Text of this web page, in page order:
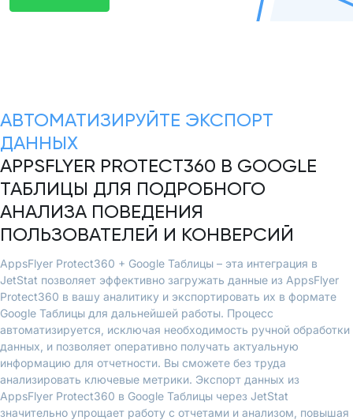
АВТОМАТИЗИРУЙТЕ ЭКСПОРТ
ДАННЫХ
APPSFLYER PROTECT360 В GOOGLE
ТАБЛИЦЫ ДЛЯ ПОДРОБНОГО
АНАЛИЗА ПОВЕДЕНИЯ
ПОЛЬЗОВАТЕЛЕЙ И КОНВЕРСИЙ
AppsFlyer Protect360 + Google Таблицы – эта интеграция в
JetStat позволяет эффективно загружать данные из AppsFlyer
Protect360 в вашу аналитику и экспортировать их в формате
Google Таблицы для дальнейшей работы. Процесс
автоматизируется, исключая необходимость ручной обработки
данных, и позволяет оперативно получать актуальную
информацию для отчетности. Вы сможете без труда
анализировать ключевые метрики. Экспорт данных из
AppsFlyer Protect360 в Google Таблицы через JetStat
значительно упрощает работу с отчетами и анализом, повышая